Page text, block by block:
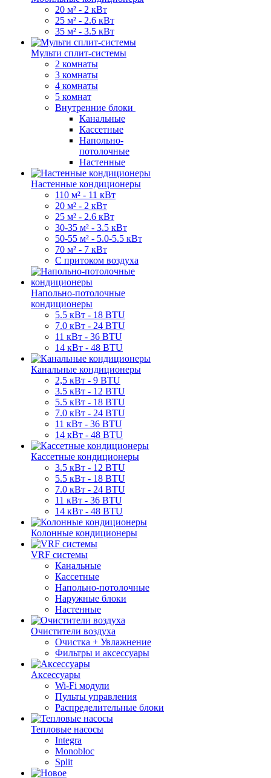
20 м² - 2 кВт
25 м² - 2.6 кВт
35 м² - 3.5 кВт
Мульти сплит-системы
2 комнаты
3 комнаты
4 комнаты
5 комнат
Внутренние блоки
Канальные
Кассетные
Напольно-
потолочные
Настенные
Настенные кондиционеры
110 м² - 11 кВт
20 м² - 2 кВт
25 м² - 2.6 кВт
30-35 м² - 3.5 кВт
50-55 м² - 5.0-5.5 кВт
70 м² - 7 кВт
С притоком воздуха
Напольно-потолочные
кондиционеры
5.5 кВт - 18 BTU
7.0 кВт - 24 BTU
11 кВт - 36 BTU
14 кВт - 48 BTU
Канальные кондиционеры
2,5 кВт - 9 BTU
3.5 кВт - 12 BTU
5.5 кВт - 18 BTU
7.0 кВт - 24 BTU
11 кВт - 36 BTU
14 кВт - 48 BTU
Кассетные кондиционеры
3.5 кВт - 12 BTU
5.5 кВт - 18 BTU
7.0 кВт - 24 BTU
11 кВт - 36 BTU
14 кВт - 48 BTU
Колонные кондиционеры
VRF системы
Канальные
Кассетные
Напольно-потолочные
Наружные блоки
Настенные
Очистители воздуха
Очистка + Увлажнение
Фильтры и аксессуары
Аксессуары
Wi-Fi модули
Пульты управления
Распределительные блоки
Тепловые насосы
Integra
Monobloc
Split